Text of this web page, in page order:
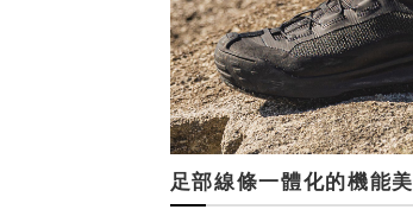
足部線條一體化的機能美